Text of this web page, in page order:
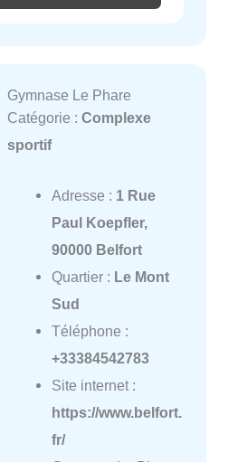
Gymnase Le Phare
Catégorie : Complexe
sportif
Adresse : 1 Rue
Paul Koepfler,
90000 Belfort
Quartier : Le Mont
Sud
Téléphone :
+33384542783
Site internet :
https://www.belfort.
fr/